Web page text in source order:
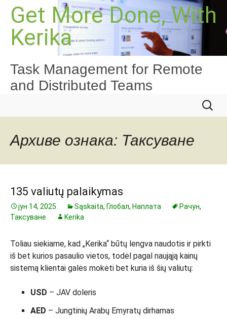
Скочи
садржај
Get More Done, With
Kerika
Task Management for Remote
and Distributed Teams
за:
Архиве ознака: Таксуване
135 valiutų palaikymas
јун 14, 2025 Sąskaita, Глобал, Наплата Рачун,
Таксуване
Kerika
Toliau siekiame, kad „Kerika“ būtų lengva naudotis ir pirkti
iš bet kurios pasaulio vietos, todėl pagal naująją kainų
sistemą klientai galės mokėti bet kuria iš šių valiutų:
USD – JAV doleris
AED – Jungtinių Arabų Emyratų dirhamas